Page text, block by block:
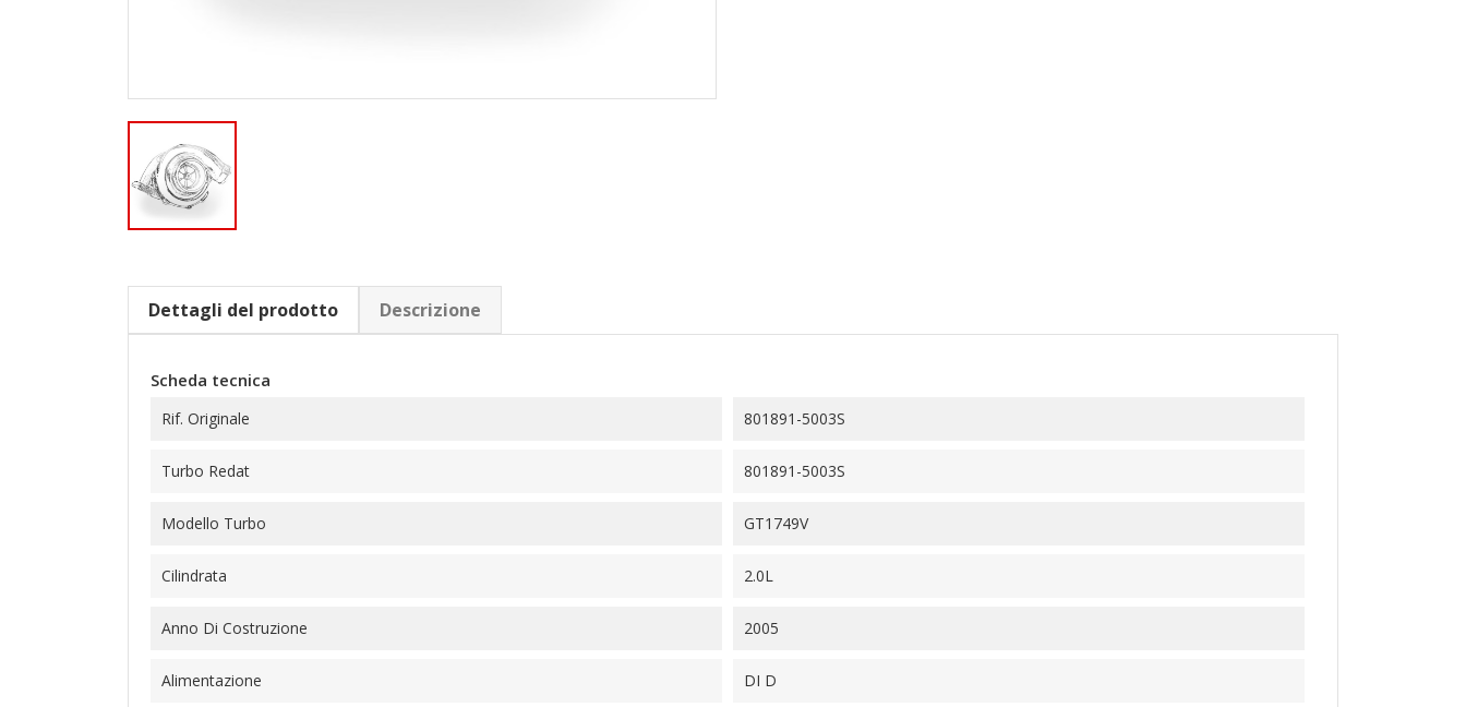
Dettagli del prodotto Descrizione
Scheda tecnica
Rif. Originale 801891-5003S
Turbo Redat 801891-5003S
Modello Turbo GT1749V
Cilindrata 2.0L
Anno Di Costruzione 2005
Alimentazione DI D